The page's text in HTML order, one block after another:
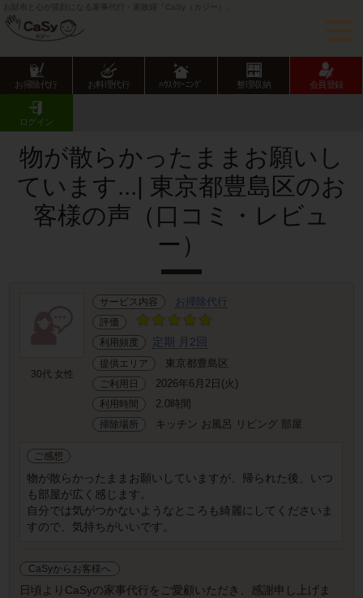
お財布と心が笑顔になる家事代行・家政婦「CaSy（カジー）」
お掃除代行 お料理代行 ﾊｳｽｸﾘｰﾆﾝｸﾞ 整理収納 会員登録
ログイン
CaSy TOP
お客様の声･口コミ詳細
物が散らかったままお願いし
ています...| 東京都豊島区のお
客様の声（口コミ・レビュ
ー）
30代 女性
サービス内容 お掃除代行
評価
利用頻度
定期 月2回
提供エリア 東京都豊島区
ご利用日 2026年6月2日(火)
利用時間 2.0時間
掃除場所 キッチン お風呂 リビング 部屋
ご感想
物が散らかったままお願いしていますが、帰られた後、いつ
も部屋が広く感じます。
自分では気がつかないようなところも綺麗にしてくださいま
すので、気持ちがいいです。
CaSyからお客様へ
日頃よりCaSyの家事代行をご愛顧いただき、感謝申し上げま